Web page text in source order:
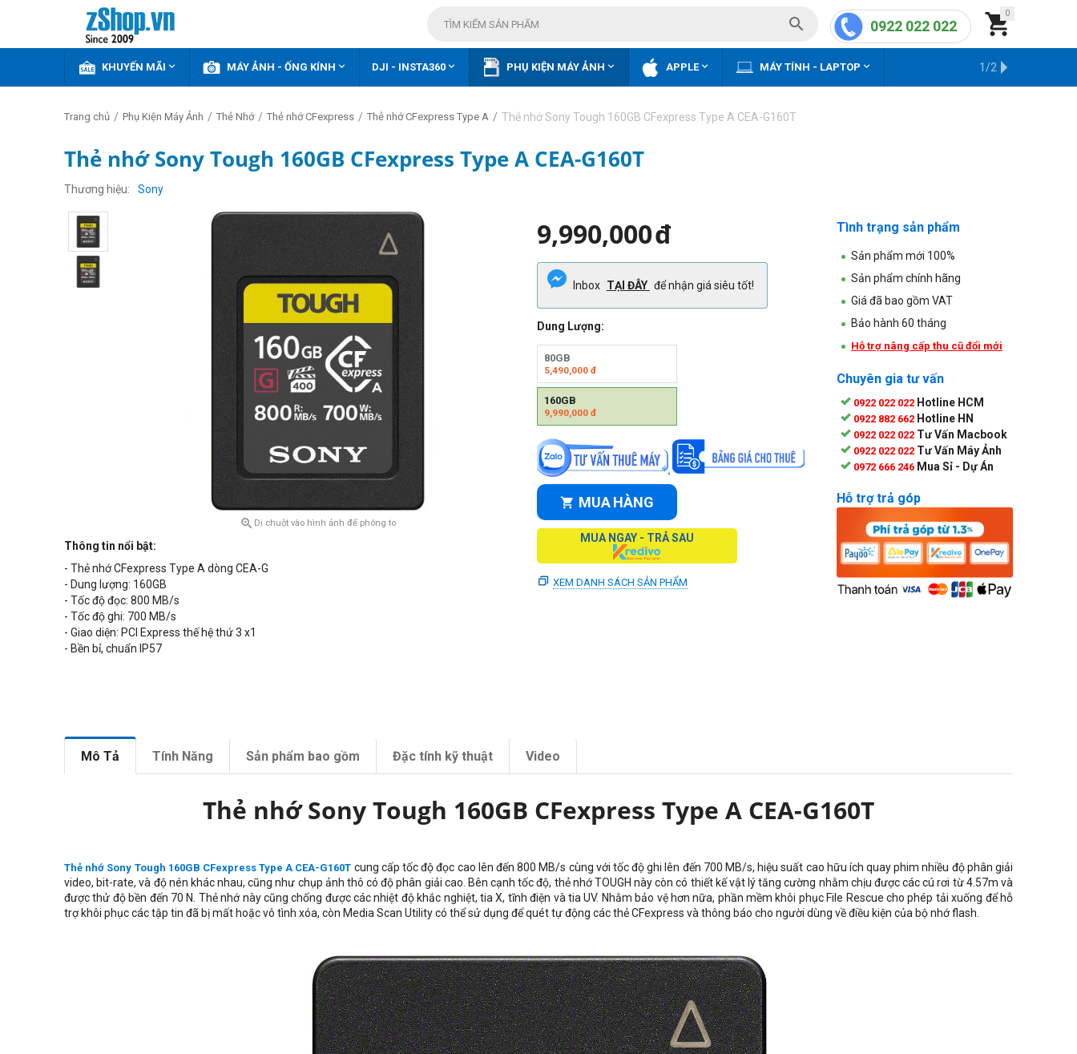
0

0922 022 022

KHUYẾN MÃI  MÁY ẢNH - ỐNG KÍNH  DJI - INSTA360  PHỤ KIỆN MÁY ẢNH  APPLE MÁY TÍNH - LAPTOP  KHO HÀNG CŨ
1/2
Trang chủ / Phụ Kiện Máy Ảnh / Thẻ Nhớ / Thẻ nhớ CFexpress / Thẻ nhớ CFexpress Type A / Thẻ nhớ Sony Tough 160GB CFexpress Type A CEA-G160T
Thẻ nhớ Sony Tough 160GB CFexpress Type A CEA-G160T
Thương hiệu Sony
 Di chuột vào hình ảnh để phóng to
Thông tin nổi bật:
- Thẻ nhớ CFexpress Type A dòng CEA-G
- Dung lượng: 160GB
- Tốc độ đọc: 800 MB/s
- Tốc độ ghi: 700 MB/s
- Giao diện: PCI Express thế hệ thứ 3 x1
- Bền bỉ, chuẩn IP57
9,990,000đ
Inbox TẠI ĐÂY để nhận giá siêu tốt!
Dung Lượng:
80GB
5,490,000đ
160GB
9,990,000đ
MUA HÀNG
MUA NGAY - TRẢ SAU
XEM DANH SÁCH SẢN PHẨM
Tình trạng sản phẩm
Sản phẩm mới 100%
Sản phẩm chính hãng
Giá đã bao gồm VAT
Bảo hành 60 tháng
Hỗ trợ nâng cấp thu cũ đổi mới
Chuyên gia tư vấn
0922 022 022 Hotline HCM
0922 882 662 Hotline HN
0922 022 022 Tư Vấn Macbook
0922 022 022 Tư Vấn Máy Ảnh
0972 666 246 Mua Sỉ - Dự Án
Hỗ trợ trả góp
Mô Tả Tính Năng Sản phẩm bao gồm Đặc tính kỹ thuật Video
Thẻ nhớ Sony Tough 160GB CFexpress Type A CEA-G160T
Thẻ nhớ Sony Tough 160GB CFexpress Type A CEA-G160T cung cấp tốc độ đọc cao lên đến 800 MB/s cùng với tốc độ ghi lên đến 700 MB/s, hiệu suất cao hữu ích quay phim nhiều độ phân giải
video, bit-rate, và độ nén khác nhau, cũng như chụp ảnh thô có độ phân giải cao. Bên cạnh tốc độ, thẻ nhớ TOUGH này còn có thiết kế vật lý tăng cường nhằm chịu được các cú rơi từ 4.57m và
được thử độ bền đến 70 N. Thẻ nhớ này cũng chống được các nhiệt độ khắc nghiệt, tia X, tĩnh điện và tia UV. Nhằm bảo vệ hơn nữa, phần mềm khôi phục File Rescue cho phép tải xuống để hỗ
trợ khôi phục các tập tin đã bị mất hoặc vô tình xóa, còn Media Scan Utility có thể sử dụng để quét tự động các thẻ CFexpress và thông báo cho người dùng về điều kiện của bộ nhớ flash.